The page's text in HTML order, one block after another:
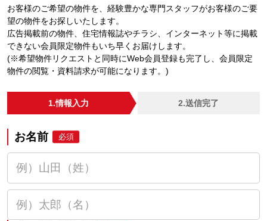
お客様のご希望の物件を、経験豊かな専門スタッフがお客様のご要
望の物件をお探しいたします。
広告掲載前の物件、住宅情報誌やチラシ、インターネット等に掲載
できない会員限定物件もいち早くお届けします。
(※希望物件リクエストと同時にWeb会員登録も完了し、会員限定
物件の閲覧・資料請求が可能になります。)
1.情報入力 2.送信完了
お名前 必須